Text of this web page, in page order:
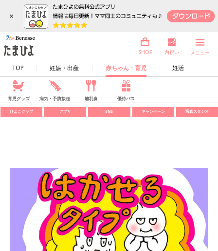
×
TOP 妊娠・出産 赤ちゃん・育児 妊活
SHOP 内祝い メニュー
育児グッズ 病気・予防接種 離乳食 優待パス
ひよこクラブ アプリ SNS キャンペーン 写真スタジオ